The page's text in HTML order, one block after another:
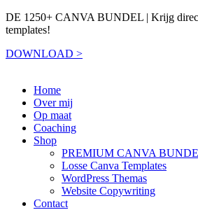
DE 1250+ CANVA BUNDEL | Krijg
templates!
DOWNLOAD >
Home
Over mij
Op maat
Coaching
Shop
PREMIUM CANVA
Losse Canva Templates
WordPress Themas
Website Copywriting
Contact